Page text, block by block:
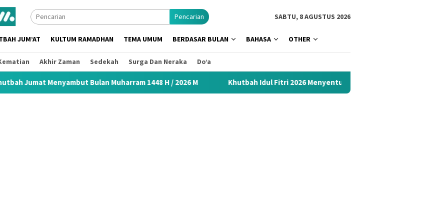
Pencarian SABTU, 8 AGUSTUS 2026
JUM’AT KULTUM RAMADHAN TEMA UMUM BERDASAR BULAN BAHASA OTHER
Akhir Zaman Sedekah Surga Dan Neraka Do’a
Bulan Muharram 1448 H / 2026 M Khutbah Idul Fitri 2026 Menyentuh Hati: Kumpulan Materi Terbaik 1447 H Siap